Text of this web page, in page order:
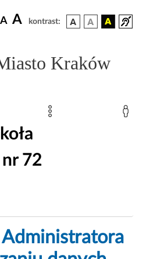
A A kontrast:
Kraków
72
Administratora